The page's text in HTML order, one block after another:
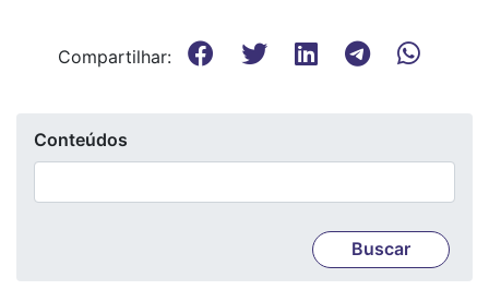
Compartilhar:
Conteúdos